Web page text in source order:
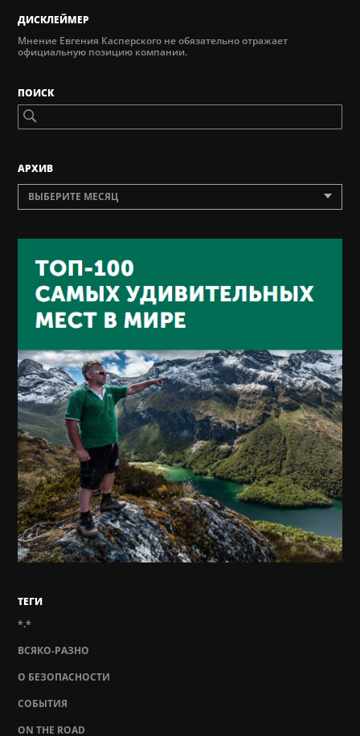
ДИСКЛЕЙМЕР
Мнение Евгения Касперского не обязательно отражает
официальную позицию компании.
ПОИСК
AРХИВ
ВЫБЕРИТЕ МЕСЯЦ
ТЕГИ
*.*
ВСЯКО-РАЗНО
О БЕЗОПАСНОСТИ
СОБЫТИЯ
ON THE ROAD